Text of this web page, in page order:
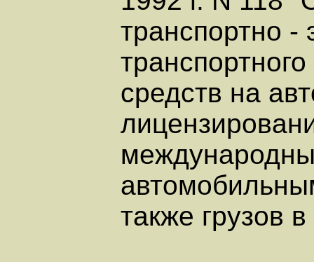
транспортно -
средств на
также грузов